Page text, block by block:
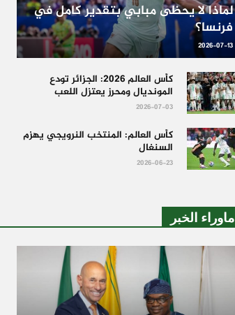
لماذا لا يحظى مبابي بتقدير كامل في
فرنسا؟
2026-07-13
كأس العالم 2026: الجزائر تودع
المونديال ومحرز يعتزل اللعب
2026-07-03
كأس العالم: المنتخب النرويجي يهزم
السنغال
2026-06-23
ماوراء الخبر